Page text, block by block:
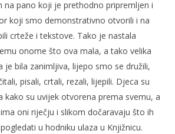
na pano koji je prethodno pripremljen i
koji smo demonstrativno otvorili i na
crteže i tekstove. Tako je nastala
onome što ova mala, a tako velika
je bila zanimljiva, lijepo smo se družili,
pisali, crtali, rezali, lijepili. Djeca su
kako su uvijek otvorena prema svemu, a
oni riječju i slikom dočaravaju što ih
u hodniku ulaza u Knjižnicu.